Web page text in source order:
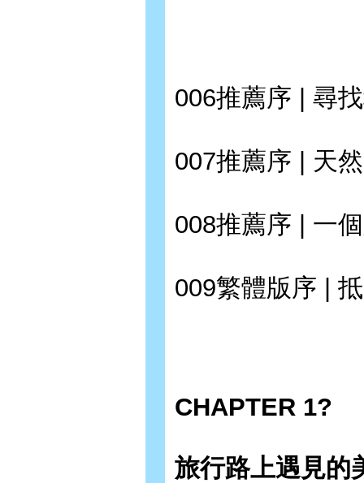
006推薦序 | 尋
007推薦序 | 天
008推薦序 | 一
009繁體版序 |
CHAPTER 1?
旅行路上遇見的